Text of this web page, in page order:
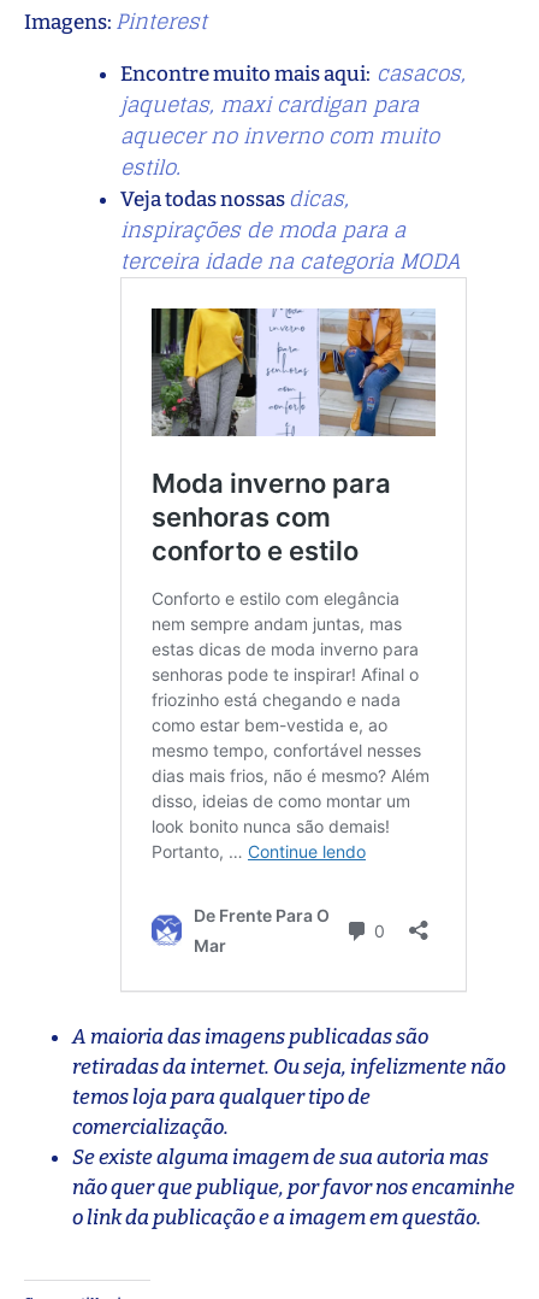
Imagens: Pinterest
Encontre muito mais aqui: casacos,
jaquetas, maxi cardigan para
aquecer no inverno com muito
estilo.
Veja todas nossas dicas,
inspirações de moda para a
terceira idade na categoria MODA
A maioria das imagens publicadas são
retiradas da internet. Ou seja, infelizmente não
temos loja para qualquer tipo de
comercialização.
Se existe alguma imagem de sua autoria mas
não quer que publique, por favor nos encaminhe
o link da publicação e a imagem em questão.